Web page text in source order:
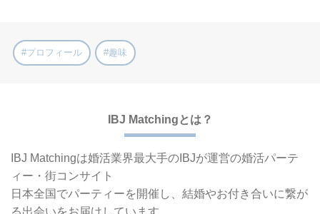
#プロフィール #趣味
IBJ Matchingとは？
IBJ Matchingは婚活業界最大手の IBJが運営の婚活パーテ
ィー・街コンサイト
日本全国でパーティーを開催し、 結婚やお付き合いに繋が
る出会いをお届けしています